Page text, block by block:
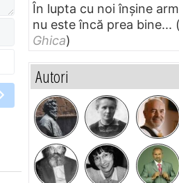
În lupta cu noi înșine
nu este încă prea bine... (
Ghica)
Autori